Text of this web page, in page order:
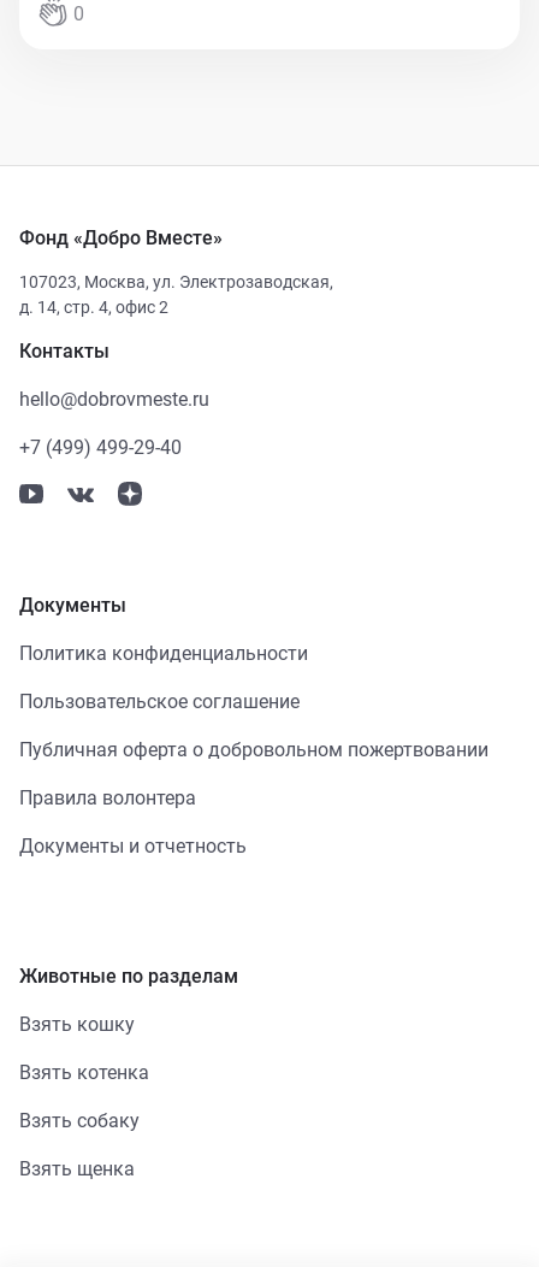
0
Фонд «Добро Вместе»
107023, Москва, ул. Электрозаводская,
д. 14, стр. 4, офис 2
Контакты
hello@dobrovmeste.ru
+7 (499) 499-29-40
Документы
Политика конфиденциальности
Пользовательское соглашение
Публичная оферта о добровольном пожертвовании
Правила волонтера
Документы и отчетность
Животные по разделам
Взять кошку
Взять котенка
Взять собаку
Взять щенка